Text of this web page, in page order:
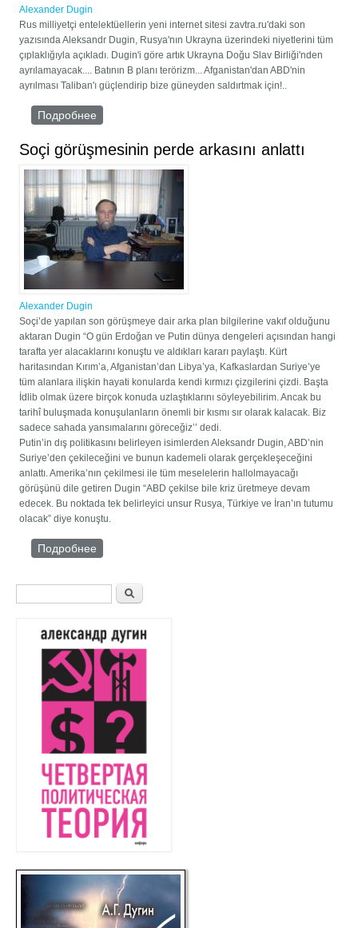
Alexander Dugin
Rus milliyetçi entelektüellerin yeni internet sitesi zavtra.ru'daki son
yazısında Aleksandr Dugin, Rusya'nın Ukrayna üzerindeki niyetlerini tüm
çıplaklığıyla açıkladı. Dugin'i göre artık Ukrayna Doğu Slav Birliği'nden
ayrılamayacak.... Batının B planı terörizm... Afganistan'dan ABD'nin
ayrılması Taliban'ı güçlendirip bize güneyden saldırtmak için!..
Подробнее
Soçi görüşmesinin perde arkasını anlattı
Alexander Dugin
Soçi’de yapılan son görüşmeye dair arka plan bilgilerine vakıf olduğunu
aktaran Dugin “O gün Erdoğan ve Putin dünya dengeleri açısından hangi
tarafta yer alacaklarını konuştu ve aldıkları kararı paylaştı. Kürt
haritasından Kırım’a, Afganistan’dan Libya’ya, Kafkaslardan Suriye’ye
tüm alanlara ilişkin hayati konularda kendi kırmızı çizgilerini çizdi. Başta
İdlib olmak üzere birçok konuda uzlaştıklarını söyleyebilirim. Ancak bu
tarihî buluşmada konuşulanların önemli bir kısmı sır olarak kalacak. Biz
sadece sahada yansımalarını göreceğiz’’ dedi.
Putin’in dış politikasını belirleyen isimlerden Aleksandr Dugin, ABD’nin
Suriye’den çekileceğini ve bunun kademeli olarak gerçekleşeceğini
anlattı. Amerika’nın çekilmesi ile tüm meselelerin hallolmayacağı
görüşünü dile getiren Dugin “ABD çekilse bile kriz üretmeye devam
edecek. Bu noktada tek belirleyici unsur Rusya, Türkiye ve İran’ın tutumu
olacak” diye konuştu.
Подробнее
Форма поиска